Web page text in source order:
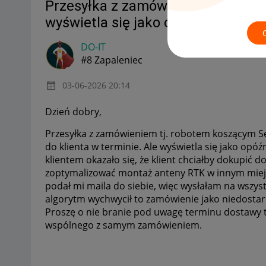
Przesyłka z zamówieniem
wyświetla się jako opóźniona.
DO-IT
#8 Zapaleniec
‎03-06-2026 20:14
Dzień dobry,
Przesyłka z zamówieniem tj. robotem koszącym
do klienta w terminie. Ale wyświetla się jako
klientem okazało się, że klient chciałby dokupić
zoptymalizować montaż anteny RTK w innym
podał mi maila do siebie, więc wysłałam na
algorytm wychwycił to zamówienie jako
Proszę o nie branie pod uwagę terminu
wspólnego z samym zamówieniem.